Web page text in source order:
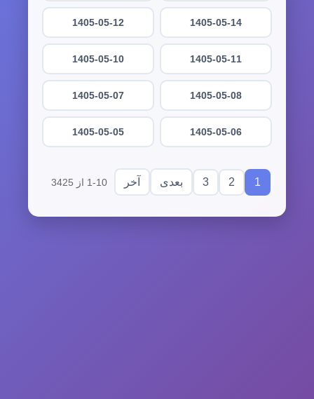
1405-05-14
1405-05-12
1405-05-11
1405-05-10
1405-05-08
1405-05-07
1405-05-06
1405-05-05
1
2
3 بعدی آخر 1-10 از 3425